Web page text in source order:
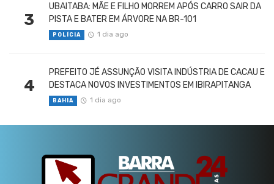
3
UBAITABA: MÃE E FILHO MORREM APÓS CARRO SAIR DA
PISTA E BATER EM ÁRVORE NA BR-101
POLÍCIA 1 dia ago
4
PREFEITO JÉ ASSUNÇÃO VISITA INDÚSTRIA DE CACAU E
DESTACA NOVOS INVESTIMENTOS EM IBIRAPITANGA
BAHIA 1 dia ago